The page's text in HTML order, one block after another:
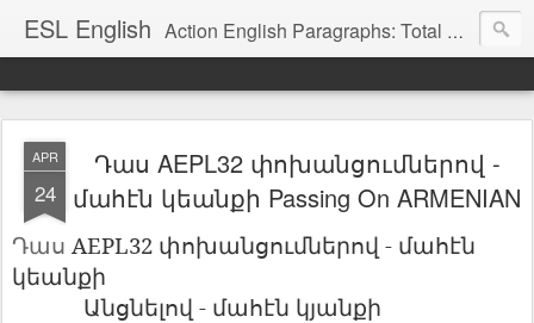
ESL English Action English Paragraphs: Total Physical Response (TPR) Paragraphs for the High School and Adult Language Student
APR
24
Դաս AEPL32 փոխանցումներով -
մահէն կեանքի Passing On ARMENIAN
Դաս AEPL32 փոխանցումներով - մահէն
կեանքի
Անցնելով - մահէն կյանքի